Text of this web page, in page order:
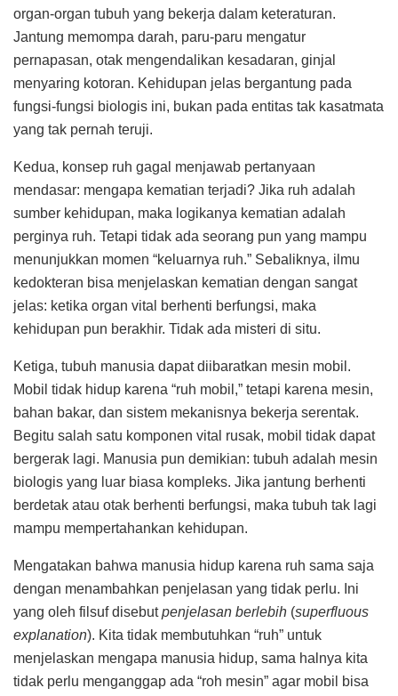
organ-organ tubuh yang bekerja dalam keteraturan.
Jantung memompa darah, paru-paru mengatur
pernapasan, otak mengendalikan kesadaran, ginjal
menyaring kotoran. Kehidupan jelas bergantung pada
fungsi-fungsi biologis ini, bukan pada entitas tak kasatmata
yang tak pernah teruji.
Kedua, konsep ruh gagal menjawab pertanyaan
mendasar: mengapa kematian terjadi? Jika ruh adalah
sumber kehidupan, maka logikanya kematian adalah
perginya ruh. Tetapi tidak ada seorang pun yang mampu
menunjukkan momen “keluarnya ruh.” Sebaliknya, ilmu
kedokteran bisa menjelaskan kematian dengan sangat
jelas: ketika organ vital berhenti berfungsi, maka
kehidupan pun berakhir. Tidak ada misteri di situ.
Ketiga, tubuh manusia dapat diibaratkan mesin mobil.
Mobil tidak hidup karena “ruh mobil,” tetapi karena mesin,
bahan bakar, dan sistem mekanisnya bekerja serentak.
Begitu salah satu komponen vital rusak, mobil tidak dapat
bergerak lagi. Manusia pun demikian: tubuh adalah mesin
biologis yang luar biasa kompleks. Jika jantung berhenti
berdetak atau otak berhenti berfungsi, maka tubuh tak lagi
mampu mempertahankan kehidupan.
Mengatakan bahwa manusia hidup karena ruh sama saja
dengan menambahkan penjelasan yang tidak perlu. Ini
yang oleh filsuf disebutpenjelasan berlebih (superfluous
explanation). Kita tidak membutuhkan “ruh” untuk
menjelaskan mengapa manusia hidup, sama halnya kita
tidak perlu menganggap ada “roh mesin” agar mobil bisa